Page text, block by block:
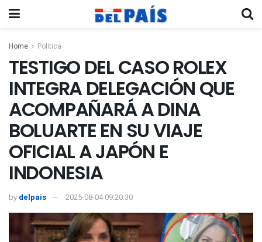
Home Politica
TESTIGO DEL CASO ROLEX
INTEGRA DELEGACIÓN QUE
ACOMPAÑARÁ A DINA
BOLUARTE EN SU VIAJE
OFICIAL A JAPÓN E
INDONESIA
by delpais 2025-08-04 09:20:30